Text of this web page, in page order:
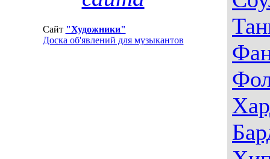
Сайт "Художники"
Доска об'явлений для музыкантов